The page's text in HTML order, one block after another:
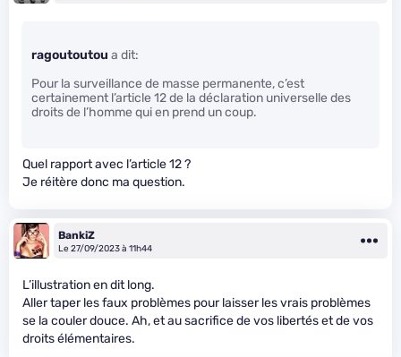
ragoutoutou a dit:
Pour la surveillance de masse permanente, c’est
certainement l’article 12 de la déclaration universelle des
droits de l’homme qui en prend un coup.
Quel rapport avec l’article 12 ?
Je réitère donc ma question.
BankiZ
Le 27/09/2023 à 11h44
L’illustration en dit long.
Aller taper les faux problèmes pour laisser les vrais problèmes
se la couler douce. Ah, et au sacrifice de vos libertés et de vos
droits élémentaires.